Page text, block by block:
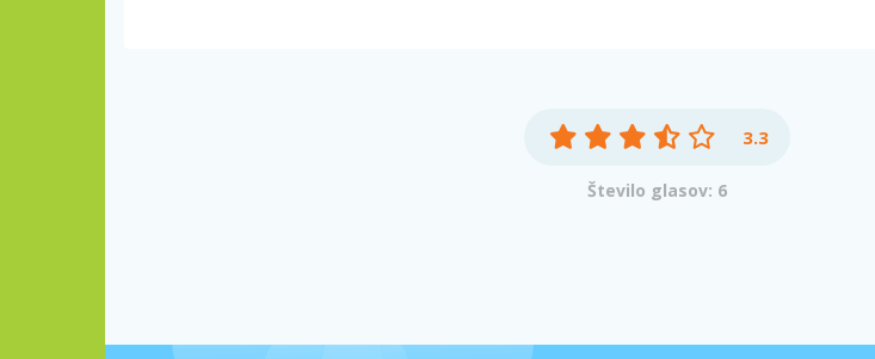
3.3
Število glasov: 6